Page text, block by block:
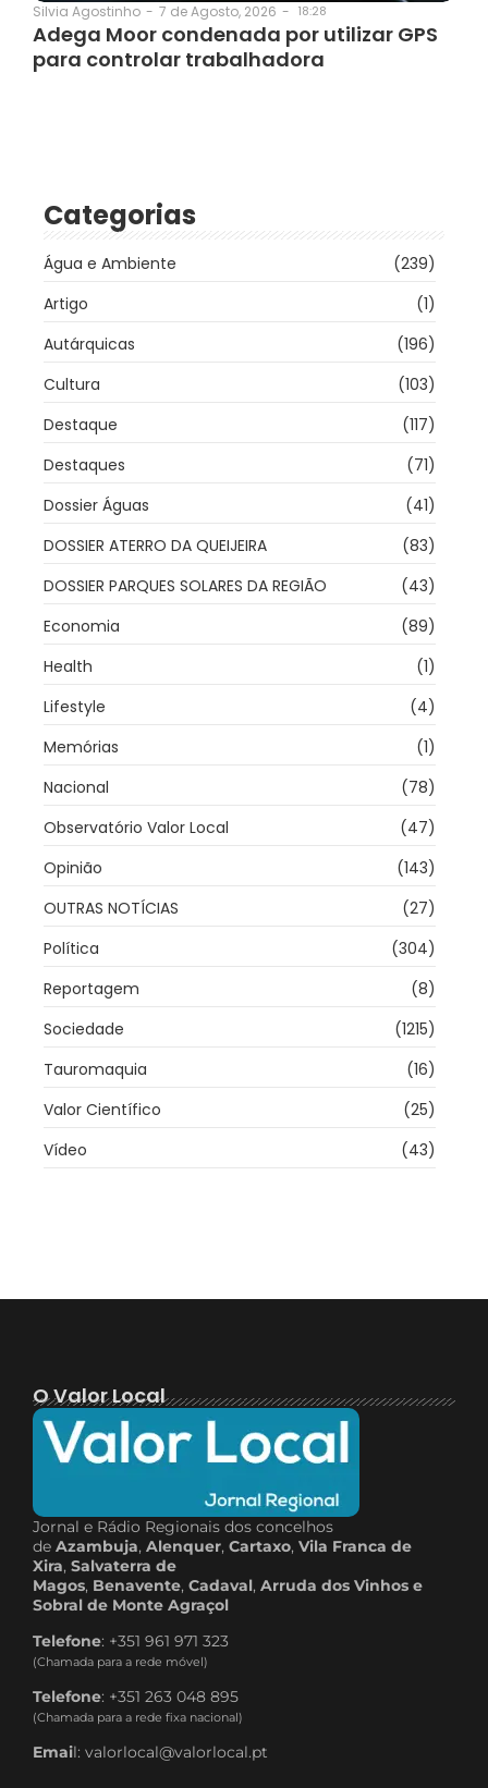
Silvia Agostinho - 7 de Agosto, 2026 - 18:28
Adega Moor condenada por utilizar GPS
para controlar trabalhadora
Categorias
Água e Ambiente
(239)
Artigo
(1)
Autárquicas
(196)
Cultura
(103)
Destaque
(117)
Destaques
(71)
Dossier Águas
(41)
DOSSIER ATERRO DA QUEIJEIRA
(83)
DOSSIER PARQUES SOLARES DA REGIÃO
(43)
Economia
(89)
Health
(1)
Lifestyle
(4)
Memórias
(1)
Nacional
(78)
Observatório Valor Local
(47)
Opinião
(143)
OUTRAS NOTÍCIAS
(27)
Política
(304)
Reportagem
(8)
Sociedade
(1215)
Tauromaquia
(16)
Valor Científico
(25)
Vídeo
(43)
O Valor Local
Jornal e Rádio Regionais dos concelhos
de Azambuja, Alenquer, Cartaxo, Vila Franca de
Xira, Salvaterra de
Magos, Benavente, Cadaval, Arruda dos Vinhos e
Sobral de Monte Agraçol
Telefone: +351 961 971 323
(Chamada para a rede móvel)
Telefone: +351 263 048 895
(Chamada para a rede fixa nacional)
Email: valorlocal@valorlocal.pt